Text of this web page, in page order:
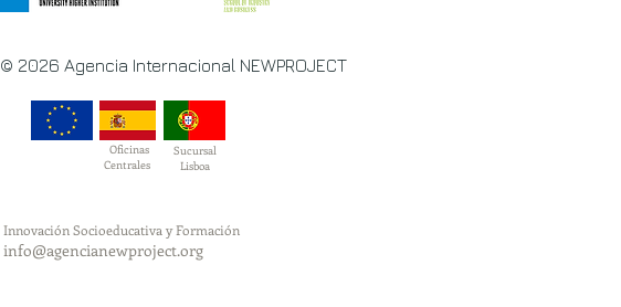
Oficinas
Centrales
Sucursal
Lisboa
© 2026 Agencia Internacional NEWPROJECT
Innovación Socioeducativa y Formación
info@agencianewproject.org